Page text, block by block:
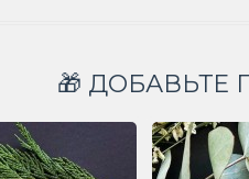
🎁 ДОБАВЬТЕ